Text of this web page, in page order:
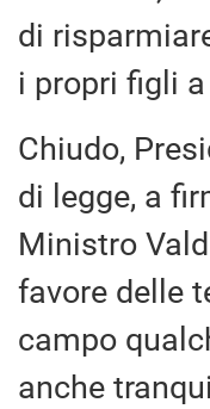
di
i propri figli
Chiudo,
di legge, a
Ministro
favore delle
campo
anche